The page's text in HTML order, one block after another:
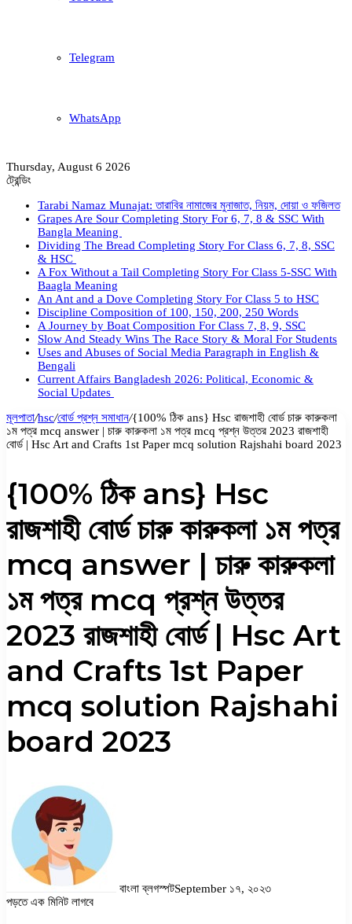
Telegram
WhatsApp
Thursday, August 6 2026
ট্রেন্ডিং
Tarabi Namaz Munajat: তারাবির নামাজের মুনাজাত, নিয়ম, দোয়া ও ফজিলত
Grapes Are Sour Completing Story For 6, 7, 8 & SSC With
Bangla Meaning
Dividing The Bread Completing Story For Class 6, 7, 8, SSC
& HSC
A Fox Without a Tail Completing Story For Class 5-SSC With
Baagla Meaning
An Ant and a Dove Completing Story For Class 5 to HSC
Discipline Composition of 100, 150, 200, 250 Words
A Journey by Boat Composition For Class 7, 8, 9, SSC
Slow And Steady Wins The Race Story & Moral For Students
Uses and Abuses of Social Media Paragraph in English &
Bengali
Current Affairs Bangladesh 2026: Political, Economic &
Social Updates
মূলপাতা/hsc/বোর্ড প্রশ্ন সমাধান/{100% ঠিক ans} Hsc রাজশাহী বোর্ড চারু কারুকলা
১ম পত্র mcq answer | চারু কারুকলা ১ম পত্র mcq প্রশ্ন উত্তর 2023 রাজশাহী
বোর্ড | Hsc Art and Crafts 1st Paper mcq solution Rajshahi board 2023
{100% ঠিক ans} Hsc
রাজশাহী বোর্ড চারু কারুকলা ১ম পত্র
mcq answer | চারু কারুকলা
১ম পত্র mcq প্রশ্ন উত্তর
2023 রাজশাহী বোর্ড | Hsc Art
and Crafts 1st Paper
mcq solution Rajshahi
board 2023
বাংলা ব্লগস্পটSeptember ১৭, ২০২৩
পড়তে এক মিনিট লাগবে